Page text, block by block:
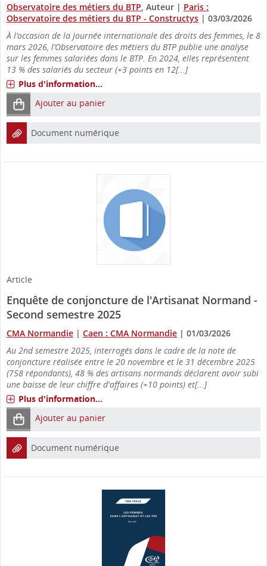
Observatoire des métiers du BTP , Auteur | Paris :
Observatoire des métiers du BTP - Constructys | 03/03/2026
À l’occasion de la Journée internationale des droits des femmes, le 8
mars 2026, l’Observatoire des métiers du BTP publie une analyse
sur les femmes salariées dans le BTP. En 2024, elles représentent
13 % des salariés du secteur (+3 points en 12[...]
Plus d'information...
Ajouter au panier
Document numérique
Article
Enquête de conjoncture de l'Artisanat Normand -
Second semestre 2025
CMA Normandie | Caen : CMA Normandie | 01/03/2026
Au 2nd semestre 2025, interrogés dans le cadre de la note de
conjoncture réalisée entre le 20 novembre et le 31 décembre 2025
(758 répondants), 48 % des artisans normands déclarent avoir subi
une baisse de leur chiffre d'affaires (+10 points) et[...]
Plus d'information...
Ajouter au panier
Document numérique